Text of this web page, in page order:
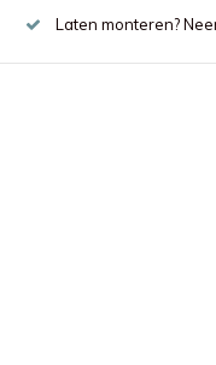
Laten monteren?